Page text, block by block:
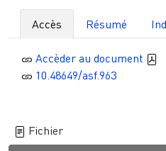
Accès Résumé
Accèder au document
10.48649/asf.963
Fichier